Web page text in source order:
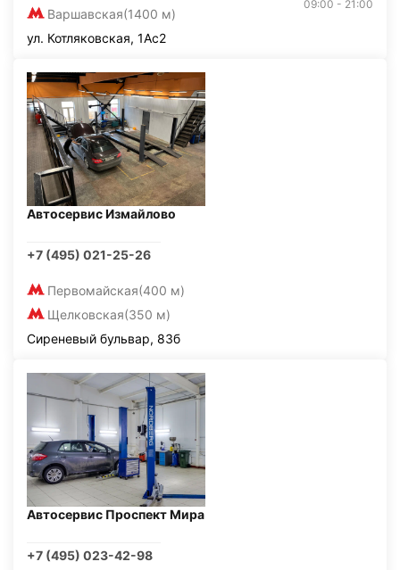
Варшавская(1400 м)
09:00 - 21:00
ул. Котляковская, 1Ас2
Автосервис Измайлово
+7 (495) 021-25-26
Первомайская(400 м)
Щелковская(350 м)
Сиреневый бульвар, 83б
Автосервис Проспект Мира
+7 (495) 023-42-98